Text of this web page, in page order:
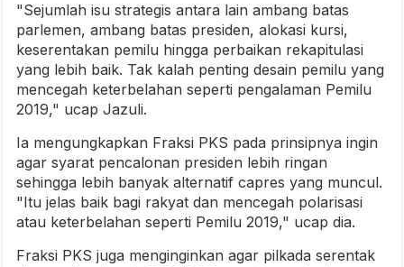
"Sejumlah isu strategis antara lain ambang batas
parlemen, ambang batas presiden, alokasi kursi,
keserentakan pemilu hingga perbaikan rekapitulasi
yang lebih baik. Tak kalah penting desain pemilu yang
mencegah keterbelahan seperti pengalaman Pemilu
2019," ucap Jazuli.
Ia mengungkapkan Fraksi PKS pada prinsipnya ingin
agar syarat pencalonan presiden lebih ringan
sehingga lebih banyak alternatif capres yang muncul.
"Itu jelas baik bagi rakyat dan mencegah polarisasi
atau keterbelahan seperti Pemilu 2019," ucap dia.
Fraksi PKS juga menginginkan agar pilkada serentak